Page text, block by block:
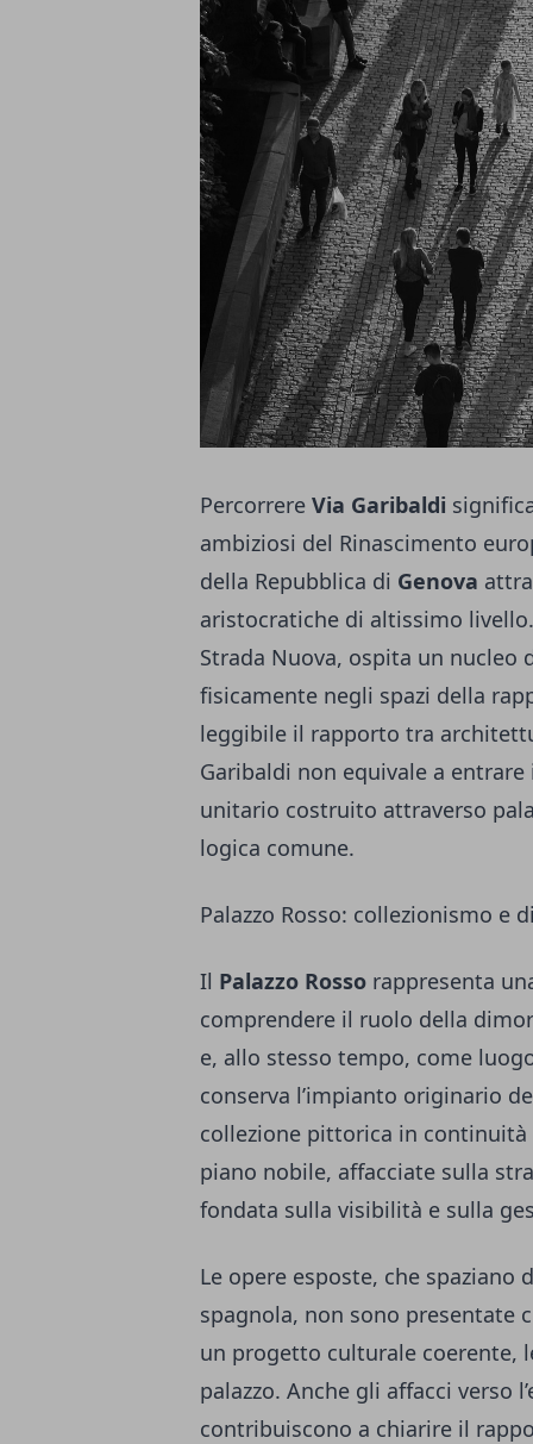
Percorrere Via Garibaldi
ambiziosi del Rinascimento
della Repubblica di Genova
aristocratiche di altissimo
Strada Nuova, ospita un
fisicamente negli spazi della
leggibile il rapporto tra
Garibaldi non equivale a
unitario costruito attraverso
logica comune.
Palazzo Rosso: collezionismo e
Il Palazzo Rosso rappresenta
comprendere il ruolo della
e, allo stesso tempo, come
conserva l’impianto originario
collezione pittorica in continuità
piano nobile, affacciate sulla
fondata sulla visibilità e sulla
Le opere esposte, che
spagnola, non sono presentate
un progetto culturale coerente,
palazzo. Anche gli affacci verso
contribuiscono a chiarire il